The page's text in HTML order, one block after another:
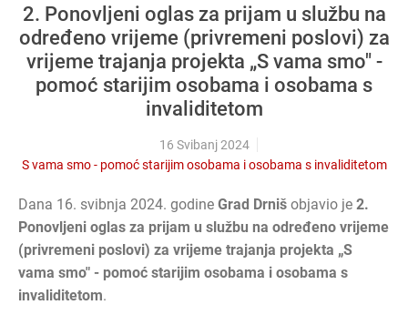
2. Ponovljeni oglas za prijam u službu na
određeno vrijeme (privremeni poslovi) za
vrijeme trajanja projekta „S vama smo" -
pomoć starijim osobama i osobama s
invaliditetom
16 Svibanj 2024
S vama smo - pomoć starijim osobama i osobama s invaliditetom
Dana 16. svibnja 2024. godine Grad Drniš objavio je 2.
Ponovljeni oglas za prijam u službu na određeno vrijeme
(privremeni poslovi) za vrijeme trajanja projekta „S
vama smo" - pomoć starijim osobama i osobama s
invaliditetom.